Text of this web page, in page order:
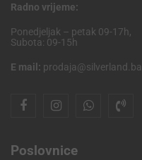
Radno vrijeme:
Ponedjeljak – petak 09-17h,
Subota: 09-15h
E mail: prodaja@silverland.ba
Poslovnice